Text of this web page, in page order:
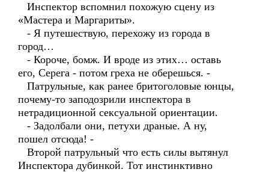
Инспектор вспомнил похожую сцену из
«Мастера и Маргариты».
- Я путешествую, перехожу из города в
город…
- Короче, бомж. И вроде из этих… оставь
его, Серега - потом греха не оберешься. -
Патрульные, как ранее бритоголовые юнцы,
почему-то заподозрили инспектора в
нетрадиционной сексуальной ориентации.
- Задолбали они, петухи драные. А ну,
пошел отсюда! -
Второй патрульный что есть силы вытянул
Инспектора дубинкой. Тот инстинктивно